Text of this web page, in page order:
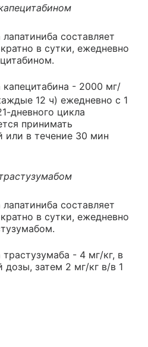
составляет
в сутки, ежедневно
- 2000 мг/
12 ч) ежедневно с 1
дневного цикла
принимать
или в течение 30 мин
составляет
в сутки, ежедневно
- 4 мг/кг, в
дозы, затем 2 мг/кг в/в 1